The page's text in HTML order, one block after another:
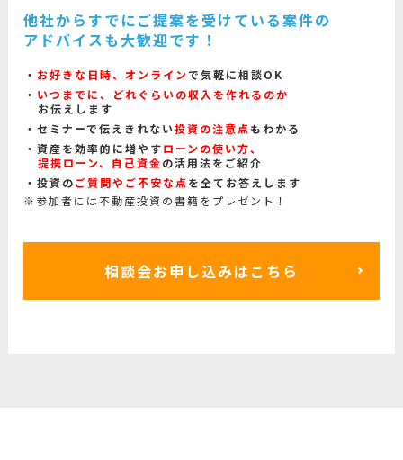
他社からすでにご提案を受けている案件の
アドバイスも大歓迎です！
お好きな日時、オンラインで気軽に相談OK
いつまでに、どれぐらいの収入を作れるのか
お伝えします
セミナーで伝えきれない投資の注意点 もわかる
資産を効率的に増やすローンの使い方、
提携ローン、自己資金の活用法をご紹介
投資のご質問やご不安な点 を全てお答えします
※参加者には不動産投資の書籍をプレゼント！
相談会お申し込みはこちら